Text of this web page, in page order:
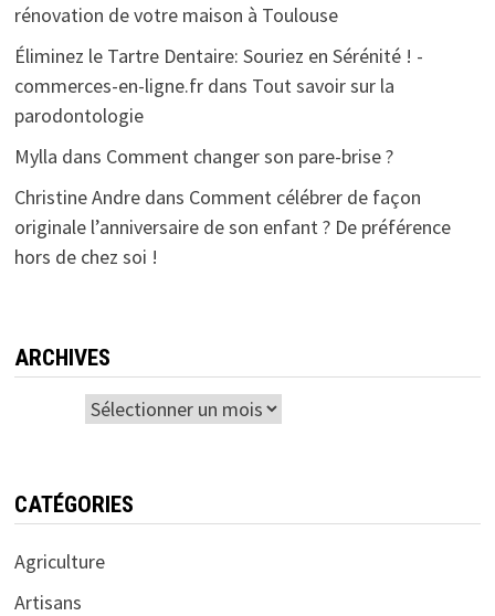
rénovation de votre maison à Toulouse
Éliminez le Tartre Dentaire: Souriez en Sérénité ! -
commerces-en-ligne.frdans Tout savoir sur la
parodontologie
Mylla dans Comment changer son pare-brise ?
Christine Andredans Comment célébrer de façon
originale l’anniversaire de son enfant ? De préférence
hors de chez soi !
ARCHIVES
CATÉGORIES
Agriculture
Artisans